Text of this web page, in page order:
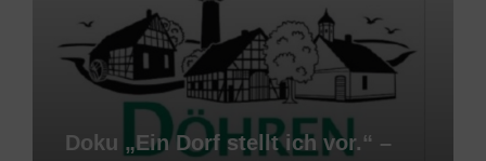
Doku „Ein Dorf stellt ich vor.“ –